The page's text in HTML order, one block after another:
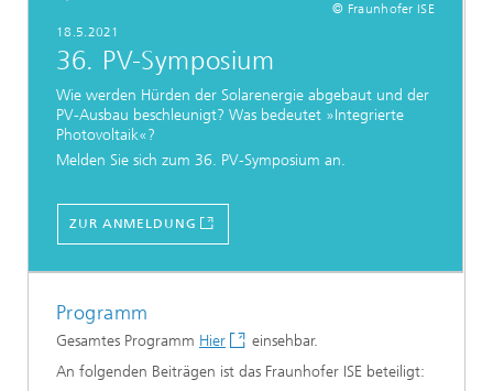
© Fraunhofer ISE
18.5.2021
36. PV-Symposium
Wie werden Hürden der Solarenergie abgebaut und der
PV-Ausbau beschleunigt? Was bedeutet »Integrierte
Photovoltaik«?
Melden Sie sich zum 36. PV-Symposium an.
ZUR ANMELDUNG
Programm
Gesamtes Programm Hier
einsehbar.
An folgenden Beiträgen ist das Fraunhofer ISE beteiligt: